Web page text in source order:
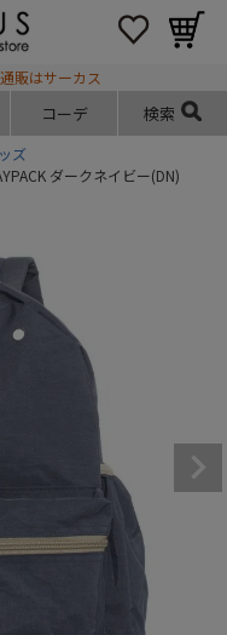
販はサーカス
コーデ 検索
ズ
ダークネイビー(DN)